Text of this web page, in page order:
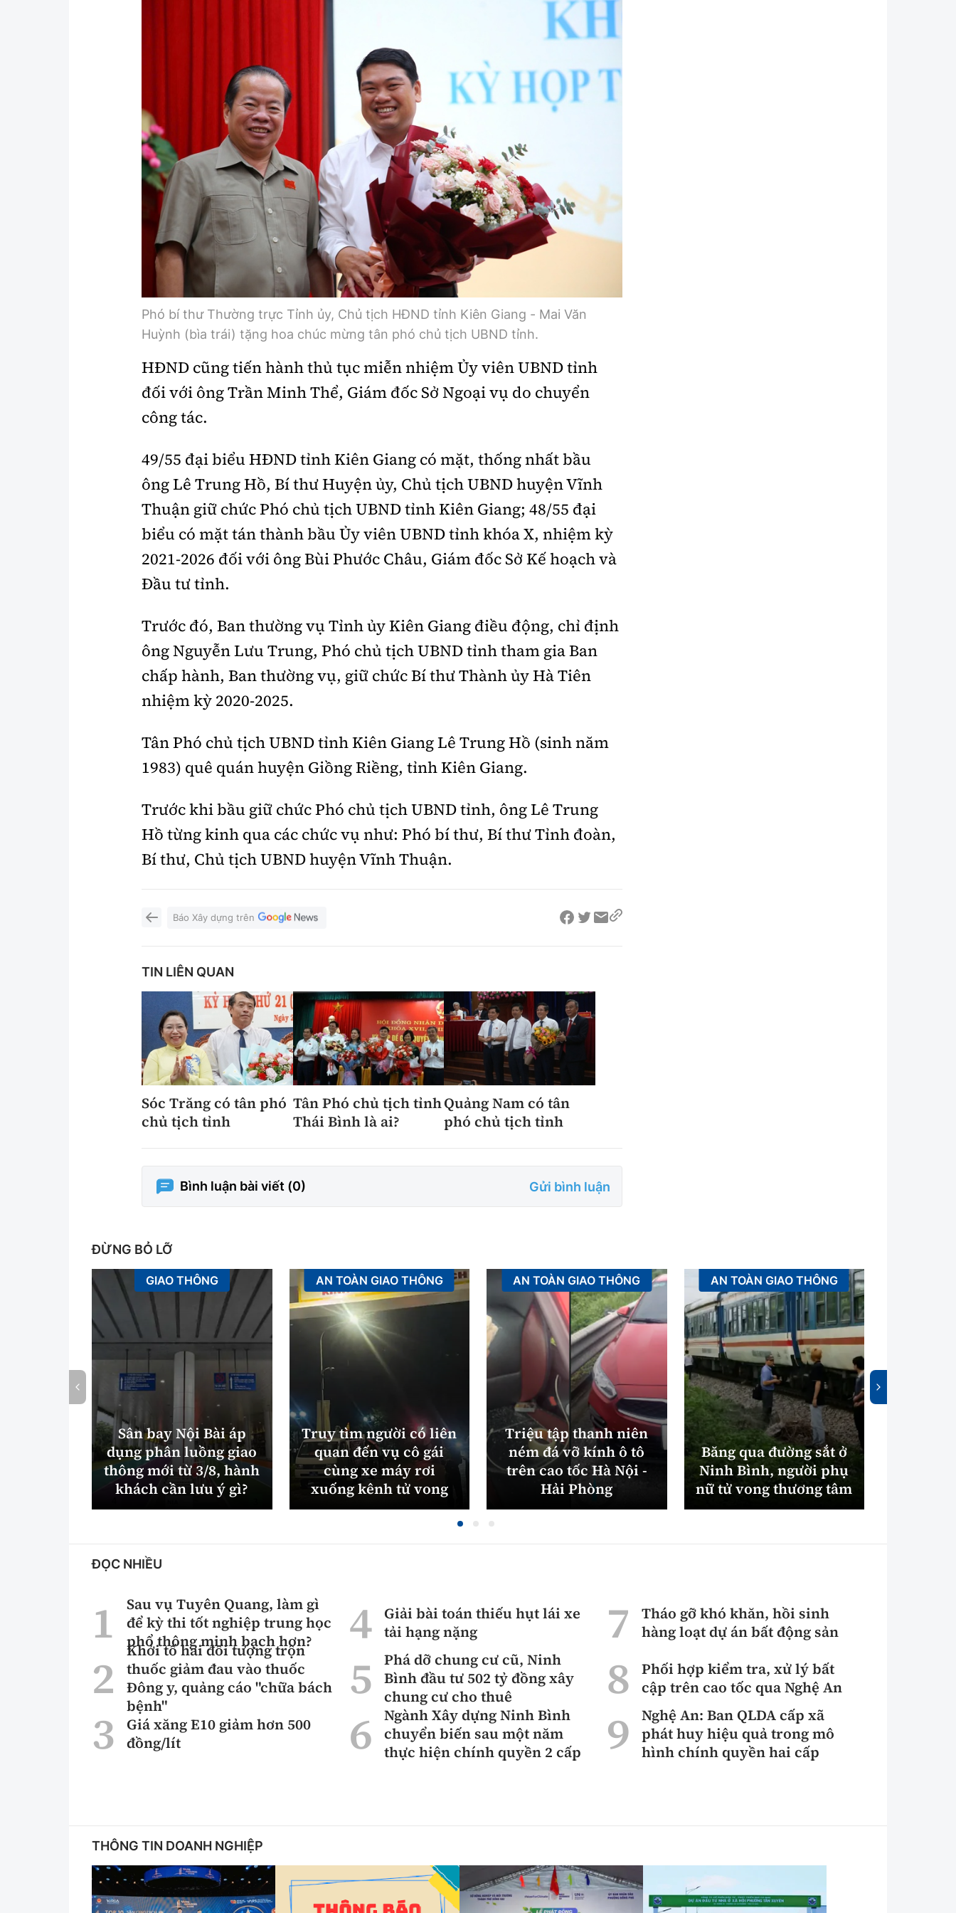
Âm nhạc
Hậu trường sao
360 độ thể thao
Sản phẩm mới
Tư vấn
Thời sự Quốc tế
Hồ sơ tài liệu
Thế giới giao thông
Thế giới xây dựng
Đi ++
Du lịch
Khám phá
Lối sống
Ẩm thực
Video
Thời sự
Khám phá
Camera giao thông
Câu chuyện giao thông
Lăng kính xây dựng
Giải trí - Thể thao
Phó bí thư Thường trực Tỉnh ủy, Chủ tịch HĐND tỉnh Kiên Giang - Mai Văn
Huỳnh (bìa trái) tặng hoa chúc mừng tân phó chủ tịch UBND tỉnh.
HĐND cũng tiến hành thủ tục miễn nhiệm Ủy viên UBND tỉnh
đối với ông Trần Minh Thể, Giám đốc Sở Ngoại vụ do chuyển
công tác.
49/55 đại biểu HĐND tỉnh Kiên Giang có mặt, thống nhất bầu
ông Lê Trung Hồ, Bí thư Huyện ủy, Chủ tịch UBND huyện Vĩnh
Thuận giữ chức Phó chủ tịch UBND tỉnh Kiên Giang; 48/55 đại
biểu có mặt tán thành bầu Ủy viên UBND tỉnh khóa X, nhiệm kỳ
2021-2026 đối với ông Bùi Phước Châu, Giám đốc Sở Kế hoạch và
Đầu tư tỉnh.
Trước đó, Ban thường vụ Tỉnh ủy Kiên Giang điều động, chỉ định
ông Nguyễn Lưu Trung, Phó chủ tịch UBND tỉnh tham gia Ban
chấp hành, Ban thường vụ, giữ chức Bí thư Thành ủy Hà Tiên
nhiệm kỳ 2020-2025.
Tân Phó chủ tịch UBND tỉnh Kiên Giang Lê Trung Hồ (sinh năm
1983) quê quán huyện Giồng Riềng, tỉnh Kiên Giang.
Trước khi bầu giữ chức Phó chủ tịch UBND tỉnh, ông Lê Trung
Hồ từng kinh qua các chức vụ như: Phó bí thư, Bí thư Tỉnh đoàn,
Bí thư, Chủ tịch UBND huyện Vĩnh Thuận.
Báo Xây dựng trên
TIN LIÊN QUAN
Sóc Trăng có tân phó
chủ tịch tỉnh
Tân Phó chủ tịch tỉnh
Thái Bình là ai?
Quảng Nam có tân
phó chủ tịch tỉnh
Bình luận bài viết (0) Gửi bình luận
ĐỪNG BỎ LỠ
GIAO THÔNG
Sân bay Nội Bài áp
dụng phân luồng giao
thông mới từ 3/8, hành
khách cần lưu ý gì?
AN TOÀN GIAO THÔNG
Truy tìm người có liên
quan đến vụ cô gái
cùng xe máy rơi
xuống kênh tử vong
AN TOÀN GIAO THÔNG
Triệu tập thanh niên
ném đá vỡ kính ô tô
trên cao tốc Hà Nội -
Hải Phòng
AN TOÀN GIAO THÔNG
Băng qua đường sắt ở
Ninh Bình, người phụ
nữ tử vong thương tâm
ĐỌC NHIỀU
Sau vụ Tuyên Quang, làm gì
để kỳ thi tốt nghiệp trung học
phổ thông minh bạch hơn?
Khởi tố hai đối tượng trộn
thuốc giảm đau vào thuốc
Đông y, quảng cáo "chữa bách
bệnh"
Giá xăng E10 giảm hơn 500
đồng/lít
Giải bài toán thiếu hụt lái xe
tải hạng nặng
Phá dỡ chung cư cũ, Ninh
Bình đầu tư 502 tỷ đồng xây
chung cư cho thuê
Ngành Xây dựng Ninh Bình
chuyển biến sau một năm
thực hiện chính quyền 2 cấp
Tháo gỡ khó khăn, hồi sinh
hàng loạt dự án bất động sản
Phối hợp kiểm tra, xử lý bất
cập trên cao tốc qua Nghệ An
Nghệ An: Ban QLDA cấp xã
phát huy hiệu quả trong mô
hình chính quyền hai cấp
THÔNG TIN DOANH NGHIỆP